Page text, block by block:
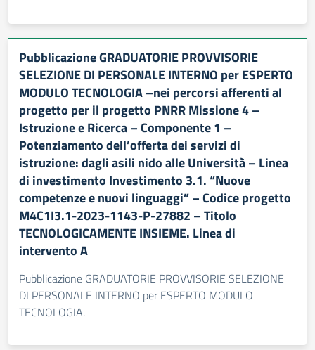
Pubblicazione GRADUATORIE PROVVISORIE
SELEZIONE DI PERSONALE INTERNO per ESPERTO
MODULO TECNOLOGIA –nei percorsi afferenti al
progetto per il progetto PNRR Missione 4 –
Istruzione e Ricerca – Componente 1 –
Potenziamento dell’offerta dei servizi di
istruzione: dagli asili nido alle Università – Linea
di investimento Investimento 3.1. “Nuove
competenze e nuovi linguaggi” – Codice progetto
M4C1I3.1-2023-1143-P-27882 – Titolo
TECNOLOGICAMENTE INSIEME. Linea di
intervento A
Pubblicazione GRADUATORIE PROVVISORIE SELEZIONE
DI PERSONALE INTERNO per ESPERTO MODULO
TECNOLOGIA.